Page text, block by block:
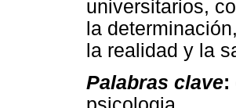
universitarios,
la
la realidad y la
Palabras clave: